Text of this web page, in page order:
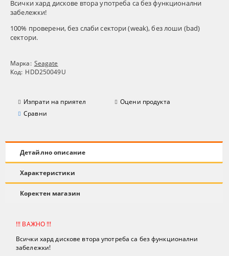
Всички хард дискове втора употреба са без функционални
забележки!
100% проверени, без слаби сектори (weak), без лоши (bad)
сектори.
Марка: Seagate
Код: HDD250049U
Изпрати на приятел
Оцени продукта
Сравни
Детайлно описание
Характеристики
Коректен магазин
!!! ВАЖНО !!!
Всички хард дискове втора употреба са без функционални
забележки!